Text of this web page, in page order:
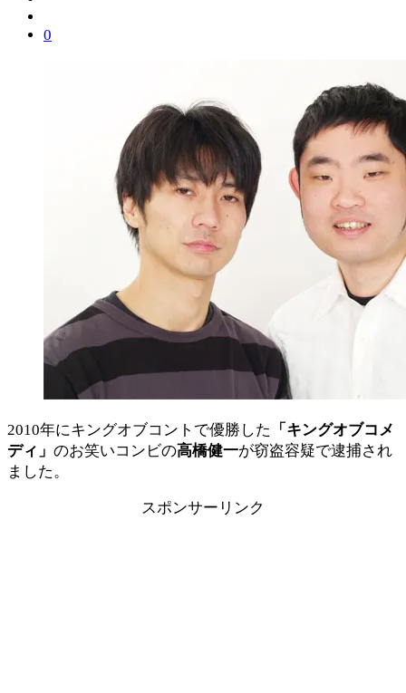
0
2010年にキングオブコントで優勝した
「キングオブコメ
ディ」 のお笑いコンビの高橋健一が窃盗容疑で逮捕され
ました。
スポンサーリンク